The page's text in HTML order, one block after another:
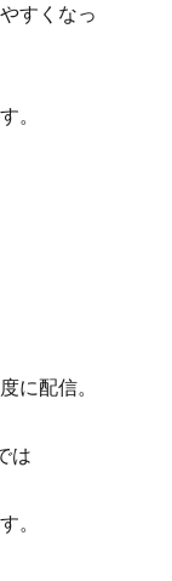
すくなっ
。
に配信。
は
。